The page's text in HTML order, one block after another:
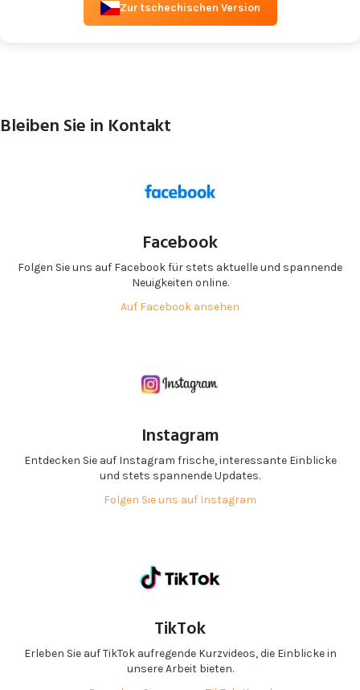
Zur tschechischen Version
Bleiben Sie in Kontakt
Facebook
Folgen Sie uns auf Facebook für stets aktuelle und spannende
Neuigkeiten online.
Auf Facebook ansehen
Instagram
Entdecken Sie auf Instagram frische, interessante Einblicke
und stets spannende Updates.
Folgen Sie uns auf Instagram
TikTok
Erleben Sie auf TikTok aufregende Kurzvideos, die Einblicke in
unsere Arbeit bieten.